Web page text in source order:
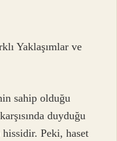
Yaklaşımlar ve
sahip olduğu
duyduğu
hissidir. Peki, haset